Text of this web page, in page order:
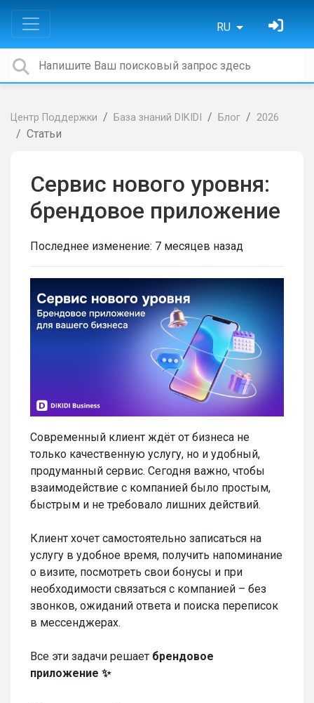
RU
Центр Поддержки База знаний DIKIDI Блог 2026
Статьи
Сервис нового уровня:
брендовое приложение
Последнее изменение: 7 месяцев назад
Современный клиент ждёт от бизнеса не
только качественную услугу, но и удобный,
продуманный сервис. Сегодня важно, чтобы
взаимодействие с компанией было простым,
быстрым и не требовало лишних действий.
Клиент хочет самостоятельно записаться на
услугу в удобное время, получить напоминание
о визите, посмотреть свои бонусы и при
необходимости связаться с компанией – без
звонков, ожиданий ответа и поиска переписок
в мессенджерах.
Все эти задачи решает брендовое
приложение ✨